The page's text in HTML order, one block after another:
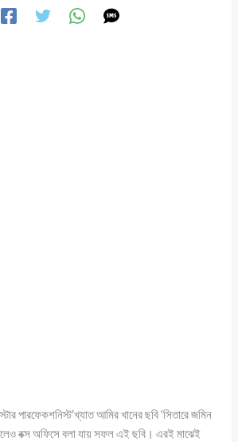
পারফেকশনিস্ট’খ্যাত আমির খানের ছবি ‘সিতারে জমিন
বক্স অফিসে বলা যায় সফল এই ছবি। এরই মাঝেই